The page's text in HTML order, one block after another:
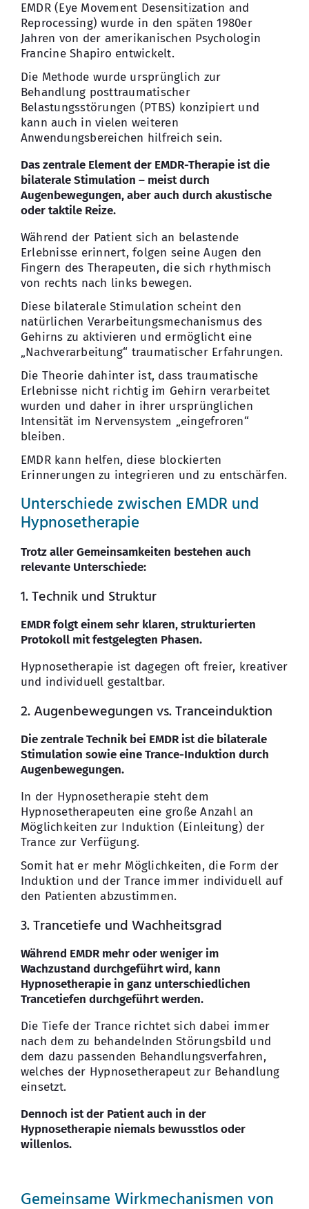
EMDR (Eye Movement Desensitization and
Reprocessing) wurde in den späten 1980er
Jahren von der amerikanischen Psychologin
Francine Shapiro entwickelt.
Die Methode wurde ursprünglich zur
Behandlung posttraumatischer
Belastungsstörungen (PTBS) konzipiert und
kann auch in vielen weiteren
Anwendungsbereichen hilfreich sein.
Das zentrale Element der EMDR-Therapie ist die
bilaterale Stimulation – meist durch
Augenbewegungen, aber auch durch akustische
oder taktile Reize.
Während der Patient sich an belastende
Erlebnisse erinnert, folgen seine Augen den
Fingern des Therapeuten, die sich rhythmisch
von rechts nach links bewegen.
Diese bilaterale Stimulation scheint den
natürlichen Verarbeitungsmechanismus des
Gehirns zu aktivieren und ermöglicht eine
„Nachverarbeitung“ traumatischer Erfahrungen.
Die Theorie dahinter ist, dass traumatische
Erlebnisse nicht richtig im Gehirn verarbeitet
wurden und daher in ihrer ursprünglichen
Intensität im Nervensystem „eingefroren“
bleiben.
EMDR kann helfen, diese blockierten
Erinnerungen zu integrieren und zu entschärfen.
Unterschiede zwischen EMDR und
Hypnosetherapie
Trotz aller Gemeinsamkeiten bestehen auch
relevante Unterschiede:
1. Technik und Struktur
EMDR folgt einem sehr klaren, strukturierten
Protokoll mit festgelegten Phasen.
Hypnosetherapie ist dagegen oft freier, kreativer
und individuell gestaltbar.
2. Augenbewegungen vs. Tranceinduktion
Die zentrale Technik bei EMDR ist die bilaterale
Stimulation sowie eine Trance-Induktion durch
Augenbewegungen.
In der Hypnosetherapie steht dem
Hypnosetherapeuten eine große Anzahl an
Möglichkeiten zur Induktion (Einleitung) der
Trance zur Verfügung.
Somit hat er mehr Möglichkeiten, die Form der
Induktion und der Trance immer individuell auf
den Patienten abzustimmen.
3. Trancetiefe und Wachheitsgrad
Während EMDR mehr oder weniger im
Wachzustand durchgeführt wird, kann
Hypnosetherapie in ganz unterschiedlichen
Trancetiefen durchgeführt werden.
Die Tiefe der Trance richtet sich dabei immer
nach dem zu behandelnden Störungsbild und
dem dazu passenden Behandlungsverfahren,
welches der Hypnosetherapeut zur Behandlung
einsetzt.
Dennoch ist der Patient auch in der
Hypnosetherapie niemals bewusstlos oder
willenlos.
Gemeinsame Wirkmechanismen von